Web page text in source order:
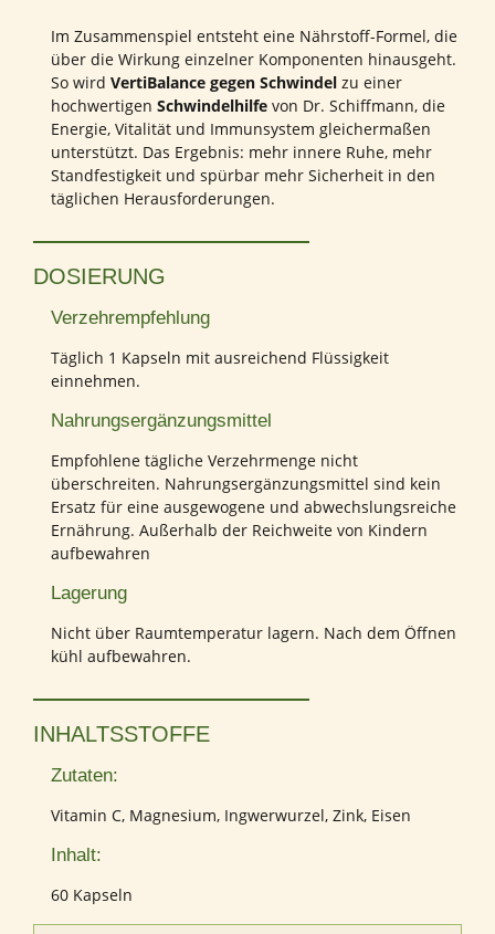
Im Zusammenspiel entsteht eine Nährstoff-Formel, die
über die Wirkung einzelner Komponenten hinausgeht.
So wird VertiBalance gegen Schwindel zu einer
hochwertigen Schwindelhilfe von Dr. Schiffmann, die
Energie, Vitalität und Immunsystem gleichermaßen
unterstützt. Das Ergebnis: mehr innere Ruhe, mehr
Standfestigkeit und spürbar mehr Sicherheit in den
täglichen Herausforderungen.
DOSIERUNG
Verzehrempfehlung
Täglich 1 Kapseln mit ausreichend Flüssigkeit
einnehmen.
Nahrungsergänzungsmittel
Empfohlene tägliche Verzehrmenge nicht
überschreiten. Nahrungsergänzungsmittel sind kein
Ersatz für eine ausgewogene und abwechslungsreiche
Ernährung. Außerhalb der Reichweite von Kindern
aufbewahren
Lagerung
Nicht über Raumtemperatur lagern. Nach dem Öffnen
kühl aufbewahren.
INHALTSSTOFFE
Zutaten:
Vitamin C, Magnesium, Ingwerwurzel, Zink, Eisen
Inhalt:
60 Kapseln